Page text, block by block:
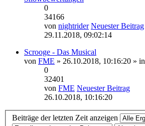
0
34166
von nightrider Neuester Beitrag
29.11.2018, 09:02:14
Scrooge - Das Musical
von FME » 26.10.2018, 10:16:20 » in
0
32401
von FME Neuester Beitrag
26.10.2018, 10:16:20
Beiträge der letzten Zeit anzeigen